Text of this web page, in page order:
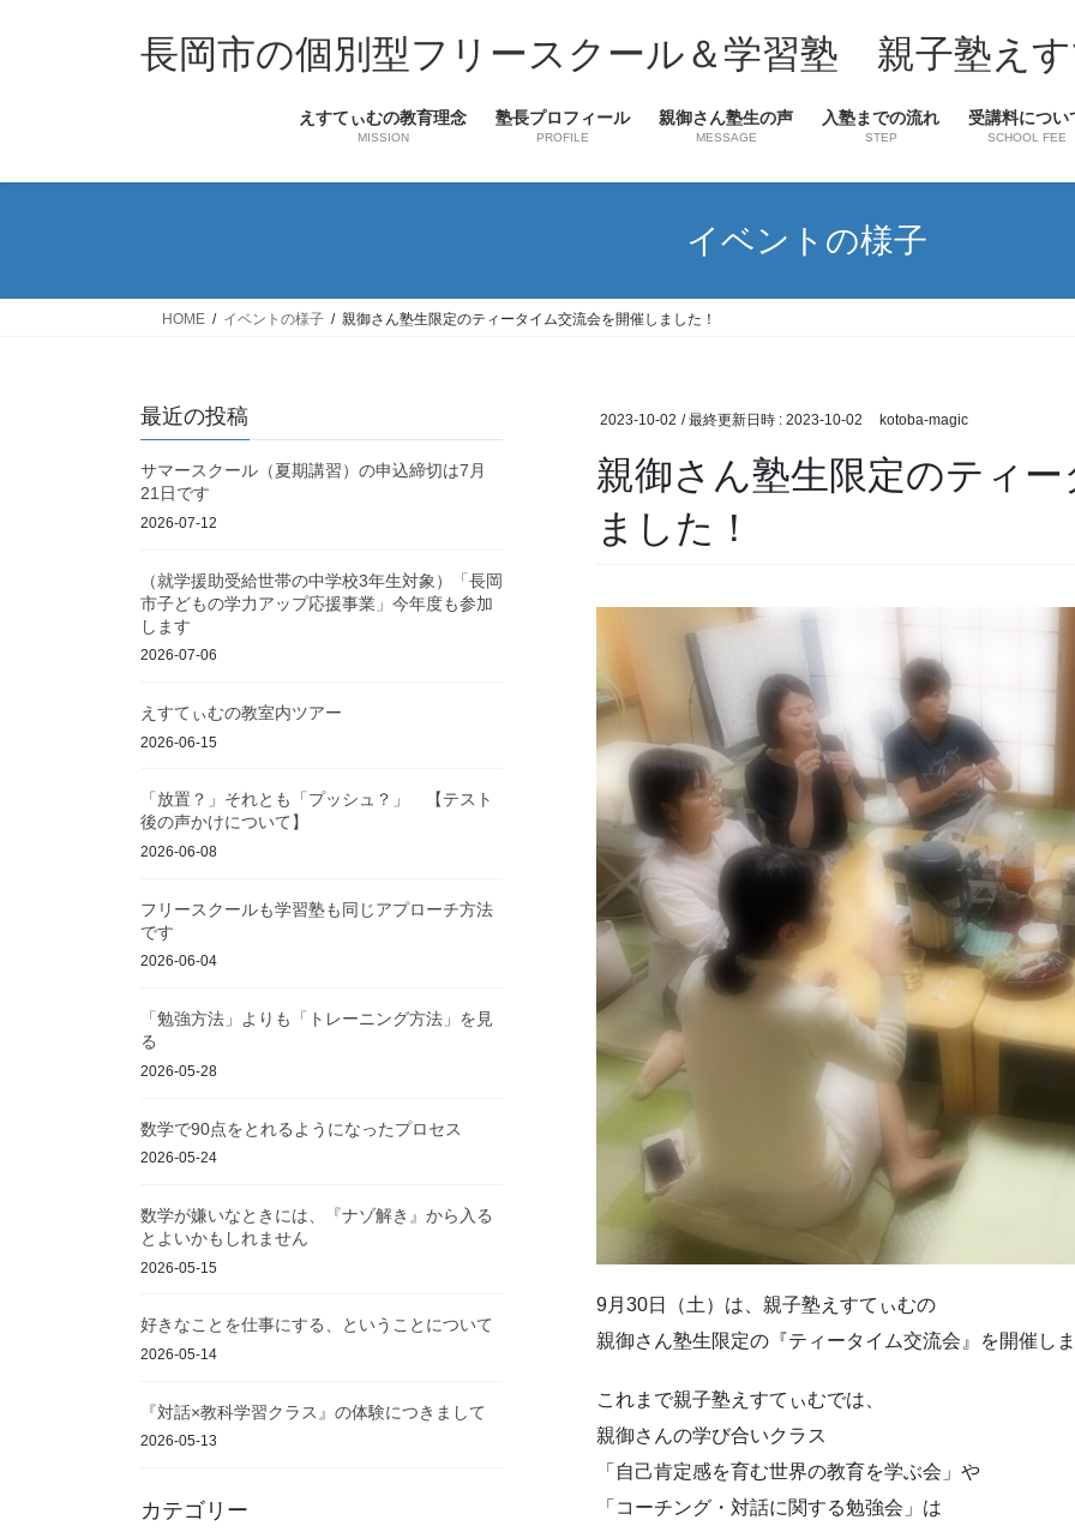
ス
ン
長岡市の個別型フリースクール＆学習塾 親子塾え
えすてぃむの教育理念
MISSION
塾長プロフィール
PROFILE
親御さん塾生の声
MESSAGE
入塾までの流れ
STEP
受講料につい
SCHOOL FEE
イベントの様子
HOME イベントの様子 親御さん塾生限定のティータイム交流会を開催しました！
2023-10-02 / 最終更新日時 : 2023-10-02 kotoba-magic
親御さん塾生限定のティ
ました！
9月30日（土）は、親子塾えすてぃむの
親御さん塾生限定の『ティータイム交流会』を開催し
これまで親子塾えすてぃむでは、
親御さんの学び合いクラス
「自己肯定感を育む世界の教育を学ぶ会」や
「コーチング・対話に関する勉強会」は
最近の投稿
サマースクール（夏期講習）の申込締切は7月
21日です
2026-07-12
（就学援助受給世帯の中学校3年生対象）「長岡
市子どもの学力アップ応援事業」今年度も参加
します
2026-07-06
えすてぃむの教室内ツアー
2026-06-15
「放置？」それとも「プッシュ？」 【テスト
後の声かけについて】
2026-06-08
フリースクールも学習塾も同じアプローチ方法
です
2026-06-04
「勉強方法」よりも「トレーニング方法」を見
る
2026-05-28
数学で90点をとれるようになったプロセス
2026-05-24
数学が嫌いなときには、『ナゾ解き』から入る
とよいかもしれません
2026-05-15
好きなことを仕事にする、ということについて
2026-05-14
『対話×教科学習クラス』の体験につきまして
2026-05-13
カテゴリー